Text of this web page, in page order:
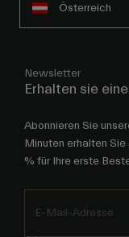
Österreich
Newsletter
Erhalten sie
Abonnieren Sie
Minuten erhalten
% für Ihre erste